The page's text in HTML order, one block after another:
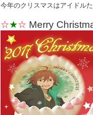
今年のクリスマスはアイドル
☆★☆ Merry